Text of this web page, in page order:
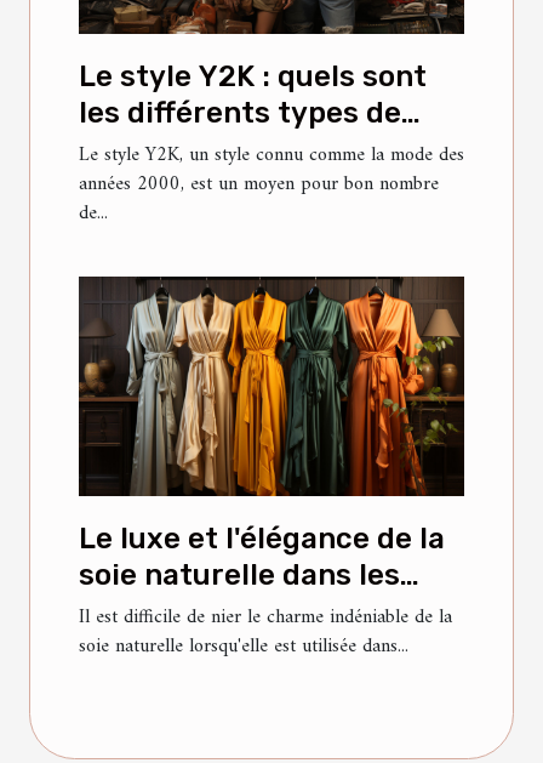
Le style Y2K : quels sont
les différents types de
vêtements et accessoires
pour composer ce style de
l'époque 2000 ?
Le style Y2K, un style connu comme la mode des
années 2000, est un moyen pour bon nombre
de...
Le luxe et l'élégance de la
soie naturelle dans les
vêtements haut de gamme
Il est difficile de nier le charme indéniable de la
soie naturelle lorsqu'elle est utilisée dans...